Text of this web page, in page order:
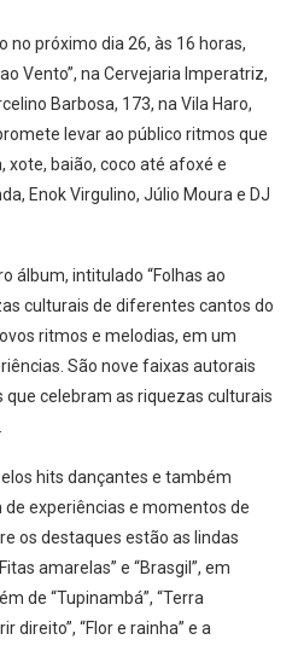
no próximo dia 26, às 16 horas,
Vento”, na Cervejaria Imperatriz,
Barbosa, 173, na Vila Haro,
levar ao público ritmos que
xote, baião, coco até afoxé e
Enok Virgulino, Júlio Moura e DJ
álbum, intitulado “Folhas ao
culturais de diferentes cantos do
ritmos e melodias, em um
São nove faixas autorais
celebram as riquezas culturais
hits dançantes e também
experiências e momentos de
os destaques estão as lindas
amarelas” e “Brasgil”, em
de “Tupinambá”, “Terra
direito”, “Flor e rainha” e a